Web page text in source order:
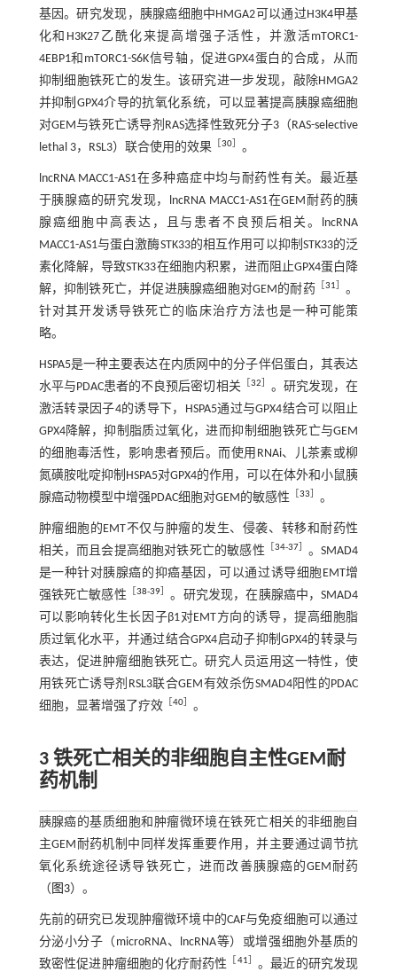
基因。研究发现，胰腺癌细胞中HMGA2可以通过H3K4甲基
化和H3K27乙酰化来提高增强子活性，并激活mTORC1-
4EBP1和mTORC1-S6K信号轴，促进GPX4蛋白的合成，从而
抑制细胞铁死亡的发生。该研究进一步发现，敲除HMGA2
并抑制GPX4介导的抗氧化系统，可以显著提高胰腺癌细胞
对GEM与铁死亡诱导剂RAS选择性致死分子3（RAS-selective
lethal 3，RSL3）联合使用的效果
30］ 。
lncRNA MACC1-AS1在多种癌症中均与耐药性有关。最近基
于胰腺癌的研究发现，lncRNA MACC1-AS1在GEM耐药的胰
腺癌细胞中高表达，且与患者不良预后相关。lncRNA
MACC1-AS1与蛋白激酶STK33的相互作用可以抑制STK33的泛
素化降解，导致STK33在细胞内积累，进而阻止GPX4蛋白降
解，抑制铁死亡，并促进胰腺癌细胞对GEM的耐药［ 31
。
针对其开发诱导铁死亡的临床治疗方法也是一种可能策
略。
HSPA5是一种主要表达在内质网中的分子伴侣蛋白，其表达
水平与PDAC患者的不良预后密切相关
32
。研究发现，在
激活转录因子4的诱导下，HSPA5通过与GPX4结合可以阻止
GPX4降解，抑制脂质过氧化，进而抑制细胞铁死亡与GEM
的细胞毒活性，影响患者预后。而使用RNAi、儿茶素或柳
氮磺胺吡啶抑制HSPA5对GPX4的作用，可以在体外和小鼠胰
腺癌动物模型中增强PDAC细胞对GEM的敏感性
33 。
肿瘤细胞的EMT不仅与肿瘤的发生、侵袭、转移和耐药性
相关，而且会提高细胞对铁死亡的敏感性
34-37］ 。SMAD4
是一种针对胰腺癌的抑癌基因，可以通过诱导细胞EMT增
强铁死亡敏感性
38-39
。研究发现，在胰腺癌中，SMAD4
可以影响转化生长因子β1对EMT方向的诱导，提高细胞脂
质过氧化水平，并通过结合GPX4启动子抑制GPX4的转录与
表达，促进肿瘤细胞铁死亡。研究人员运用这一特性，使
用铁死亡诱导剂RSL3联合GEM有效杀伤SMAD4阳性的PDAC
细胞，显著增强了疗效［ 40］ 。
3 铁死亡相关的非细胞自主性GEM耐
药机制
胰腺癌的基质细胞和肿瘤微环境在铁死亡相关的非细胞自
主GEM耐药机制中同样发挥重要作用，并主要通过调节抗
氧化系统途径诱导铁死亡，进而改善胰腺癌的GEM耐药
（ 图3）。
先前的研究已发现肿瘤微环境中的CAF与免疫细胞可以通过
分泌小分子（microRNA、lncRNA等）或增强细胞外基质的
致密性促进肿瘤细胞的化疗耐药性
41
。最近的研究发现